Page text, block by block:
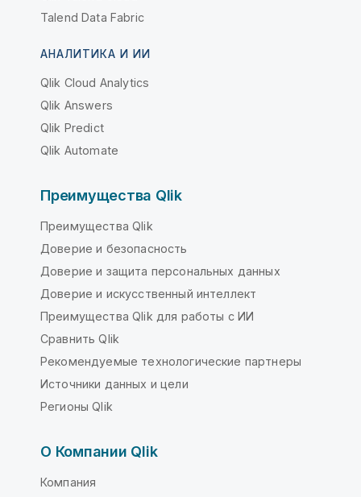
Talend Data Fabric
АНАЛИТИКА И ИИ
Qlik Cloud Analytics
Qlik Answers
Qlik Predict
Qlik Automate
Преимущества Qlik
Преимущества Qlik
Доверие и безопасность
Доверие и защита персональных данных
Доверие и искусственный интеллект
Преимущества Qlik для работы с ИИ
Сравнить Qlik
Рекомендуемые технологические партнеры
Источники данных и цели
Регионы Qlik
О Компании Qlik
Компания